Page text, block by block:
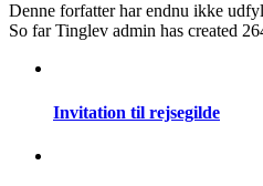
Denne forfatter har endnu ikke
So far Tinglev admin has created
Invitation til rejsegilde